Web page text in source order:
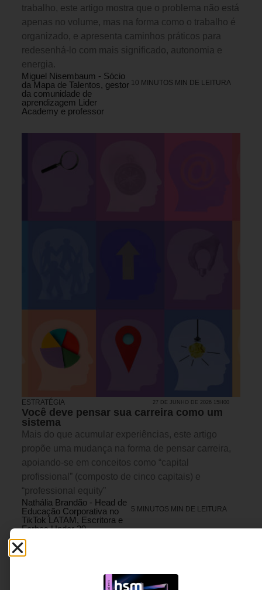
trabalho, este artigo mostra que o problema não está
apenas no volume, mas na forma como o trabalho é
organizado, e apresenta caminhos práticos para
redesenhá-lo com mais significado, autonomia e
energia.
Miguel Nisembaum - Sócio
da Mapa de Talentos, gestor
da comunidade de
aprendizagem Lider
Academy e professor
10 MINUTOS MIN DE LEITURA
ESTRATÉGIA 27 DE JUNHO DE 2026 15H00
Você deve pensar sua carreira como um
sistema
Mais do que acumular experiências, este artigo
propõe uma mudança na forma de pensar carreira,
apoiando-se em conceitos como “capital
profissional” (composto de cinco capitais) e
“professional equity”
Nathália Brandão - Head de
Educação Corporativa no
TikTok LATAM, Escritora e
Forbes Under 30
5 MINUTOS MIN DE LEITURA